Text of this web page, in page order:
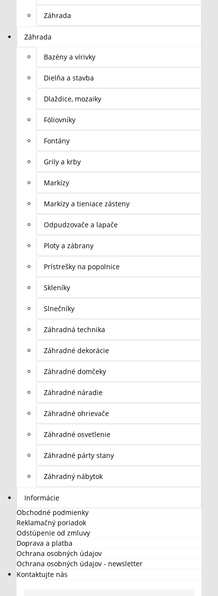
Záhrada
Záhrada
Bazény a vírivky
Dielňa a stavba
Dlaždice, mozaiky
Fóliovníky
Fontány
Grily a krby
Markízy
Markízy a tieniace zásteny
Odpudzovače a lapače
Ploty a zábrany
Prístrešky na popolnice
Skleníky
Slnečníky
Záhradná technika
Záhradné dekorácie
Záhradné domčeky
Záhradné náradie
Záhradné ohrievače
Záhradné osvetlenie
Záhradné párty stany
Záhradný nábytok
Informácie
Obchodné podmienky
Reklamačný poriadok
Odstúpenie od zmluvy
Doprava a platba
Ochrana osobných údajov
Ochrana osobných údajov - newsletter
Kontaktujte nás